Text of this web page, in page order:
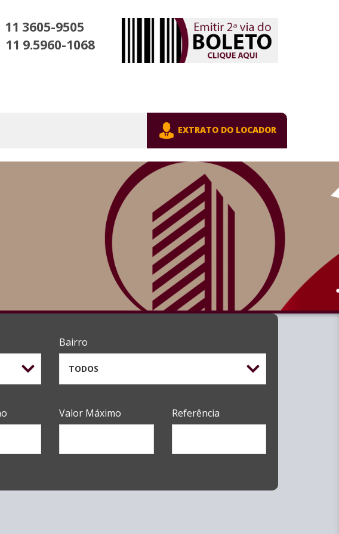
11 3605-9505
11 9.5960-1068
EXTRATO DO LOCADOR
Bairro
TODOS
Valor Máximo Referência